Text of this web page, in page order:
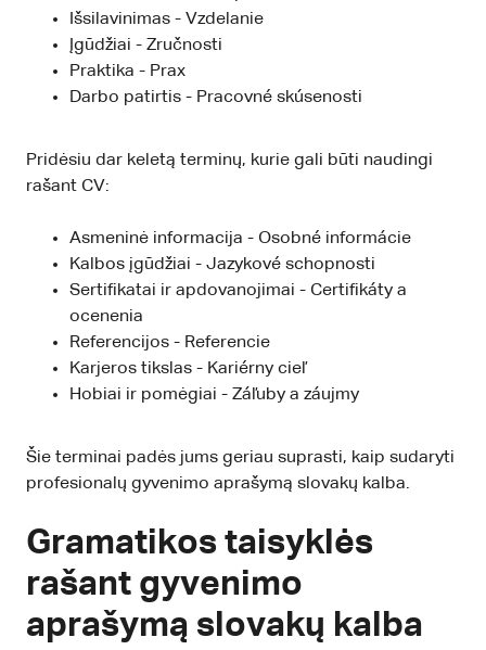
Išsilavinimas - Vzdelanie
Įgūdžiai - Zručnosti
Praktika - Prax
Darbo patirtis - Pracovné skúsenosti
Pridėsiu dar keletą terminų, kurie gali būti naudingi
rašant CV:
Asmeninė informacija - Osobné informácie
Kalbos įgūdžiai - Jazykové schopnosti
Sertifikatai ir apdovanojimai - Certifikáty a
ocenenia
Referencijos - Referencie
Karjeros tikslas - Kariérny cieľ
Hobiai ir pomėgiai - Záľuby a záujmy
Šie terminai padės jums geriau suprasti, kaip sudaryti
profesionalų gyvenimo aprašymą slovakų kalba.
Gramatikos taisyklės
rašant gyvenimo
aprašymą slovakų kalba